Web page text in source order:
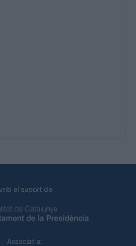
el suport de
Associat a: